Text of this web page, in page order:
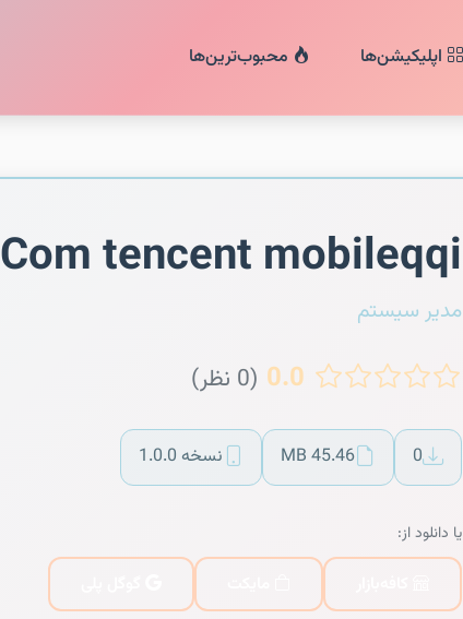
اپلیکیشن‌ها محبوب‌ترین‌ها
Com tencent mobileqqi
مدیر سیستم
0.0 (0 نظر)
0
45.46 MB نسخه 1.0.0
یا دانلود از: